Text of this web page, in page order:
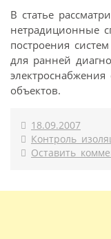
В статье
нетрадиционные
построения
для ранней
объектов.
18.09.2007
Контроль
Оставить